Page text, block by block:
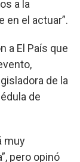
a la
en el actuar”.
a El País que
de la
de
muy
pero opinó